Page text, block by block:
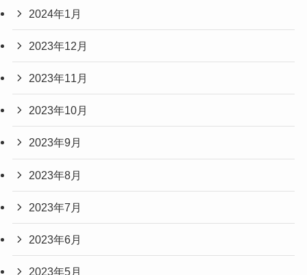
2024年1月
2023年12月
2023年11月
2023年10月
2023年9月
2023年8月
2023年7月
2023年6月
2023年5月